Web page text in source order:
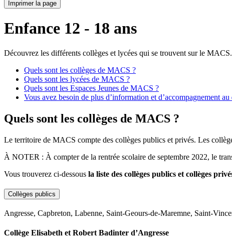
Imprimer la page
Enfance 12 - 18 ans
Découvrez les différents collèges et lycées qui se trouvent sur le
Quels sont les collèges de MACS ?
Quels sont les lycées de MACS ?
Quels sont les Espaces Jeunes de MACS ?
Vous avez besoin de plus d’information et d’accompagnement
Quels sont les collèges de MACS ?
Le territoire de MACS compte des collèges publics et privés. Les
À NOTER : À compter de la rentrée scolaire de septembre 2022, le
Vous trouverez ci-dessous la liste des collèges publics et collèges
Collèges publics
Angresse, Capbreton, Labenne, Saint-Geours-de-Maremne, Saint-
Collège Elisabeth et Robert Badinter d’Angresse